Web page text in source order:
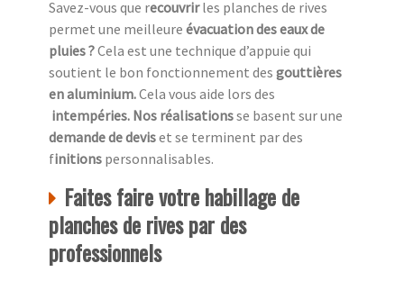
Savez-vous que recouvrirles planches de rives
permet une meilleure évacuation des eaux de
pluies ?Cela est une technique d’appuie qui
soutient le bon fonctionnement des gouttières
en aluminium.Cela vous aide lors des
intempéries. Nos réalisationsse basent sur une
demande de deviset se terminent par des
finitions personnalisables.
Faites faire votre habillage de
planches de rives par des
professionnels